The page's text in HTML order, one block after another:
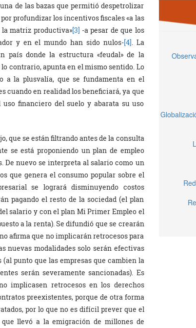
de las bazas que permitió despetrolizar
profundizar los incentivos fiscales «a las
matriz productiva»[3] -a pesar de que los
y en el mundo han sido nulos-[4] . La
país donde la estructura «feudal» de la
contrario, apunta en el mismo sentido. Lo
a la plusvalía, que se fundamenta en el
cuando en realidad los beneficiará, ya que
financiero del suelo y abarata su uso
que se están filtrando antes de la consulta
se está proponiendo un plan de empleo
De nuevo se interpreta al salario como un
que genera el consumo popular sobre el
se logrará disminuyendo costos
pagando el resto de la sociedad (el plan
salario y con el plan Mi Primer Empleo el
a la renta). Se difundió que se crearán
afirma que no implicarán retrocesos para
nuevas modalidades solo serán efectivas
punto que las empresas que cambien la
serán severamente sancionadas). Es
implicasen retrocesos en los derechos
preexistentes, porque de otra forma
por lo que no es difícil prever que el
llevó a la emigración de millones de